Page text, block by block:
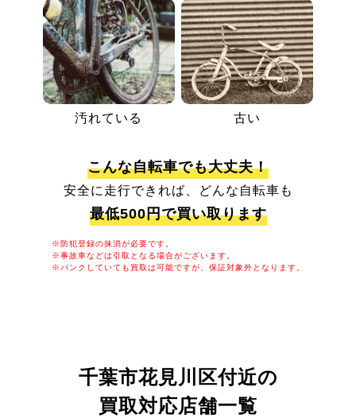
汚れている 古い
こんな自転車でも大丈夫！
安全に走行できれば、どんな自転車も
最低500円で買い取ります
※防犯登録の抹消が必要です。
※事故車などは引取となる場合がございます。
※パンクしていても買取は可能ですが、保証対象外となります。
千葉市花見川区付近の
買取対応店舗一覧